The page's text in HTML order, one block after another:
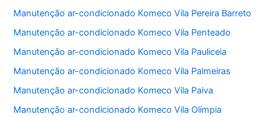
Manutenção ar-condicionado Komeco Vila Pereira Barreto
Manutenção ar-condicionado Komeco Vila Penteado
Manutenção ar-condicionado Komeco Vila Pauliceia
Manutenção ar-condicionado Komeco Vila Palmeiras
Manutenção ar-condicionado Komeco Vila Paiva
Manutenção ar-condicionado Komeco Vila Olímpia